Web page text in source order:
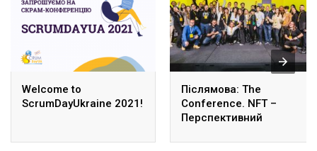
Welcome to
ScrumDayUkraine 2021!
Післямова: The
Conference. NFT –
Перспективний
світі цифрових